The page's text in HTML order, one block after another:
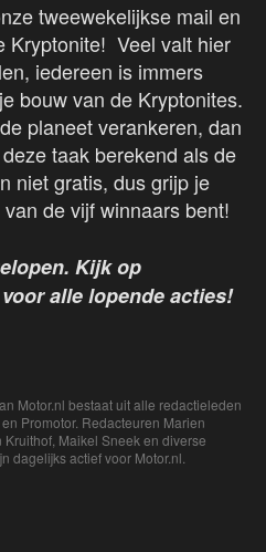
tweewekelijkse mail en
Kryptonite! Veel valt hier
iedereen is immers
bouw van de Kryptonites.
planeet verankeren, dan
taak berekend als de
niet gratis, dus grijp je
de vijf winnaars bent!
Kijk op
voor alle lopende acties!
Motor.nl bestaat uit alle redactieleden
Promotor. Redacteuren Marien
Kruithof, Maikel Sneek en diverse
dagelijks actief voor Motor.nl.